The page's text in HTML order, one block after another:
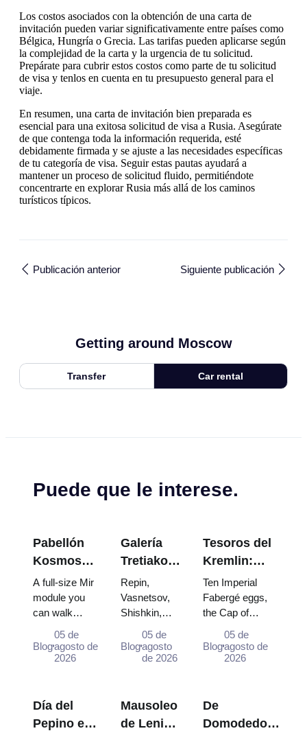
Los costos asociados con la obtención de una carta de
invitación pueden variar significativamente entre países como
Bélgica, Hungría o Grecia. Las tarifas pueden aplicarse según
la complejidad de la carta y la urgencia de tu solicitud.
Prepárate para cubrir estos costos como parte de tu solicitud
de visa y tenlos en cuenta en tu presupuesto general para el
viaje.
En resumen, una carta de invitación bien preparada es
esencial para una exitosa solicitud de visa a Rusia. Asegúrate
de que contenga toda la información requerida, esté
debidamente firmada y se ajuste a las necesidades específicas
de tu categoría de visa. Seguir estas pautas ayudará a
mantener un proceso de solicitud fluido, permitiéndote
concentrarte en explorar Rusia más allá de los caminos
turísticos típicos.
Publicación anterior Siguiente publicación
Getting around Moscow
Transfer Car rental
Puede que le interese.
Pabellón
Kosmos
en VDNKh:
Dentro de
la
Exposición
Espacial
Rusia
A full-size Mir
module you
can walk
Energia–
Buran model,
capsules and
120 pieces of
Blog
05 de
agosto de
2026
Galería
Tretiakov:
Las obras
maestras
que valen
la pena
planear el
Repin,
Vasnetsov,
Shishkin,
and Surikov
— the works
where they
hang, and
Blog
05 de
agosto
de 2026
Tesoros del
Kremlin:
Huevos
Fabergé,
Tronos y
Túnicas de
Coronación
Ten Imperial
Fabergé eggs,
the Cap of
double throne of
two boy tsars
of Catherine...
Blog
05 de
agosto de
2026
Día del
Pepino en
Mausoleo
de Lenin:
De
Domodedovo